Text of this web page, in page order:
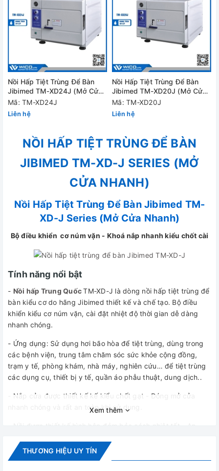
Nồi Hấp Tiệt Trùng Để Bàn
Jibimed TM-XD24J (Mở Cửa
Nhanh)
Mã: TM-XD24J
Liên hệ
Nồi Hấp Tiệt Trùng Để Bàn
Jibimed TM-XD20J (Mở Cửa
Nhanh)
Mã: TM-XD20J
Liên hệ
NỒI HẤP TIỆT TRÙNG ĐỂ BÀN
JIBIMED TM-XD-J SERIES (MỞ
CỬA NHANH)
Nồi Hấp Tiệt Trùng Để Bàn Jibimed TM-
XD-J Series (Mở Cửa Nhanh)
Bộ điều khiển cơ núm vặn - Khoá nắp nhanh kiểu chốt cài
Tính năng nổi bật
- Nồi hấp Trung QuốcTM-XD-J là dòng nồi hấp tiệt trùng để
bàn kiểu cơ do hãng Jibimed thiết kế và chế tạo. Bộ điều
khiển kiểu cơ núm vặn, cài đặt nhiệt độ thời gian dễ dàng
nhanh chóng.
- Ứng dụng: Sử dụng hơi bão hòa để tiệt trùng, dùng trong
các bệnh viện, trung tâm chăm sóc sức khỏe cộng đồng,
trạm y tế, phòng khám, nhà máy, nghiên cứu… để tiệt trùng
các dụng cụ, thiết bị y tế, quần áo phẫu thuật, dung dịch..
- Nắp cửa được thiết kế kế kiểu chốt gạt - Đóng mở cửa
nhanh chóng và rất an toàn khi sử dụng.
- Tự động ngắt khi kết thúc quá trình tiệt trùng => có tiếng
Xem thêm
THƯƠNG HIỆU UY TÍN